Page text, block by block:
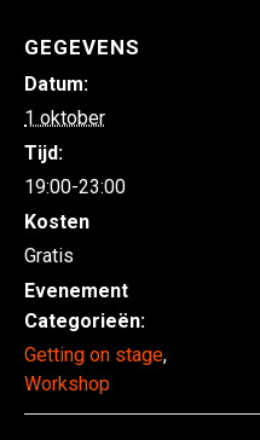
GEGEVENS
Datum:
1 oktober
Tijd:
19:00-23:00
Kosten
Gratis
Evenement
Categorieën:
Getting on stage,
Workshop